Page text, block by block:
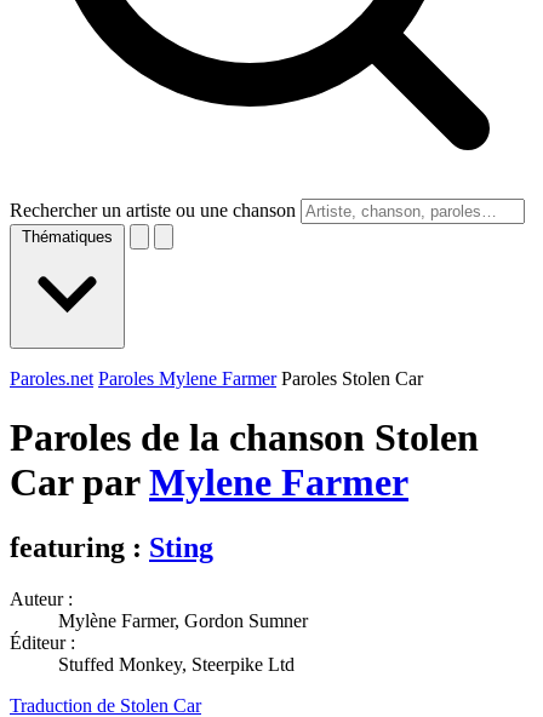
Rechercher un artiste ou une chanson
Thématiques
Paroles.net Paroles Mylene Farmer Paroles Stolen Car
Paroles de la chanson Stolen
Car parMylene Farmer
featuring : Sting
Auteur :
Mylène Farmer, Gordon Sumner
Éditeur :
Stuffed Monkey, Steerpike Ltd
Traduction de Stolen Car